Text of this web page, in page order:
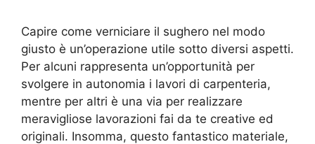
Capire come verniciare il sughero nel modo
giusto è un’operazione utile sotto diversi aspetti.
Per alcuni rappresenta un’opportunità per
svolgere in autonomia i lavori di carpenteria,
mentre per altri è una via per realizzare
meravigliose lavorazioni fai da te creative ed
originali. Insomma, questo fantastico materiale,